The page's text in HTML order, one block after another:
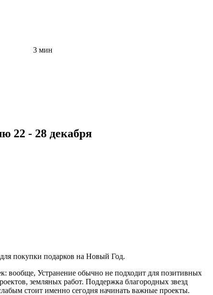
3 мин
22 - 28 декабря
покупки подарков на Новый Год.
вообще, Устранение обычно не подходит для позитивных
земляных работ. Поддержка благородных звезд
стоит именно сегодня начинать важные проекты.